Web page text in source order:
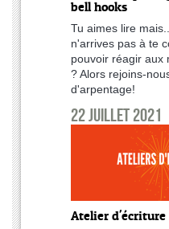
bell hooks
Tu aimes lire
n'arrives pas à te
pouvoir réagir aux
? Alors rejoins-
d'arpentage!
22 juillet 2021
Atelier